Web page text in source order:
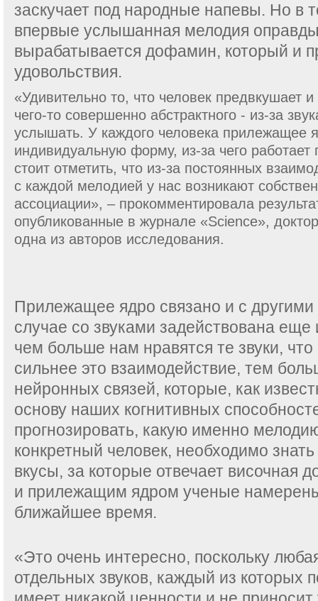
заскучает под народные напевы. Но в
впервые услышанная мелодия
вырабатывается дофамин, который и
удовольствия.
«Удивительно то, что человек предвкушает
чего-то совершенно абстрактного - из-за
услышать. У каждого человека прилежащее
индивидуальную форму, из-за чего работает
стоит отметить, что из-за постоянных
с каждой мелодией у нас возникают
ассоциации», – прокомментировала
опубликованные в журнале «Science»,
одна из авторов исследования.
Прилежащее ядро связано и с другими
случае со звуками задействована еще
чем больше нам нравятся те звуки,
сильнее это взаимодействие, тем
нейронных связей, которые, как
основу наших когнитивных
прогнозировать, какую именно
конкретный человек, необходимо
вкусы, за которые отвечает височная
и прилежащим ядром ученые
ближайшее время.
«Это очень интересно, поскольку
отдельных звуков, каждый из которых